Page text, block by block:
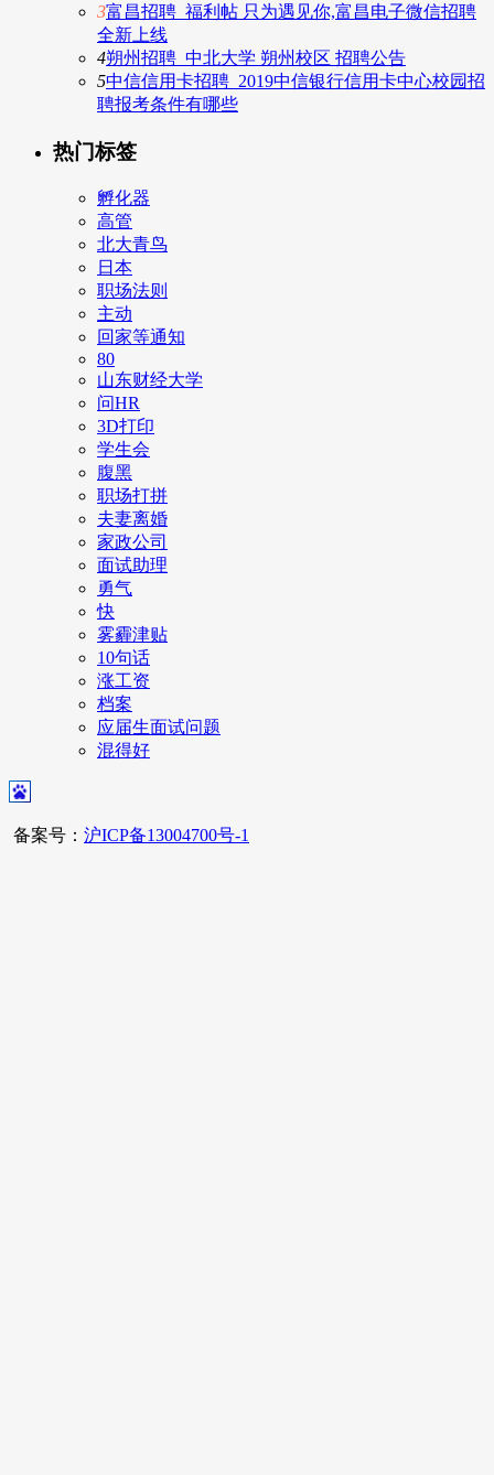
3富昌招聘_福利帖 只为遇见你,富昌电子微信招聘
全新上线
4朔州招聘_中北大学 朔州校区 招聘公告
5中信信用卡招聘_2019中信银行信用卡中心校园招
聘报考条件有哪些
热门标签
孵化器
高管
北大青鸟
日本
职场法则
主动
回家等通知
80
山东财经大学
问HR
3D打印
学生会
腹黑
职场打拼
夫妻离婚
家政公司
面试助理
勇气
快
雾霾津贴
10句话
涨工资
档案
应届生面试问题
混得好
备案号： 沪ICP备13004700号-1